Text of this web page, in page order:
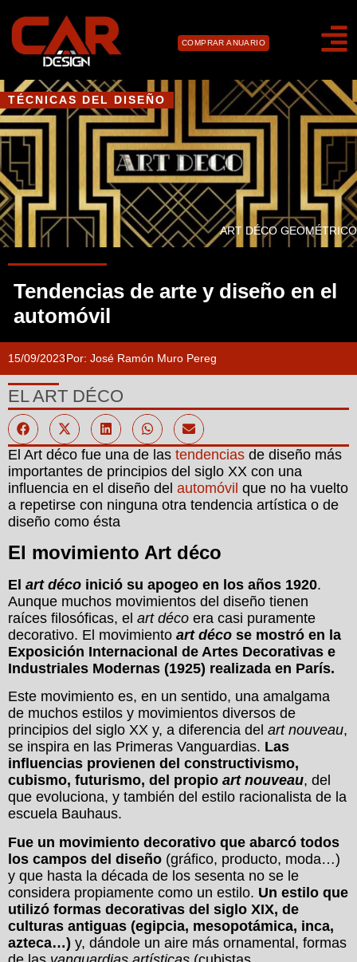
COMPRAR ANUARIO
TÉCNICAS DEL DISEÑO
ART DÉCO GEOMÉTRICO
Tendencias de arte y diseño en el
automóvil
15/09/2023Por: José Ramón Muro Pereg
EL ART DÉCO
El Art déco fue una de las tendencias de diseño más
importantes de principios del siglo XX con una
influencia en el diseño del automóvil que no ha vuelto
a repetirse con ninguna otra tendencia artística o de
diseño como ésta
El movimiento Art déco
El art déco inició su apogeo en los años 1920.
Aunque muchos movimientos del diseño tienen
raíces filosóficas, el art déco era casi puramente
decorativo. El movimiento art déco se mostró en la
Exposición Internacional de Artes Decorativas e
Industriales Modernas (1925) realizada en París.
Este movimiento es, en un sentido, una amalgama
de muchos estilos y movimientos diversos de
principios del siglo XX y, a diferencia del art nouveau,
se inspira en las Primeras Vanguardias. Las
influencias provienen del constructivismo,
cubismo, futurismo, del propio art nouveau, del
que evoluciona, y también del estilo racionalista de la
escuela Bauhaus.
Fue un movimiento decorativo que abarcó todos
los campos del diseño (gráfico, producto, moda…)
y que hasta la década de los sesenta no se le
considera propiamente como un estilo. Un estilo que
utilizó formas decorativas del siglo XIX, de
culturas antiguas (egipcia, mesopotámica, inca,
azteca…) y, dándole un aire más ornamental, formas